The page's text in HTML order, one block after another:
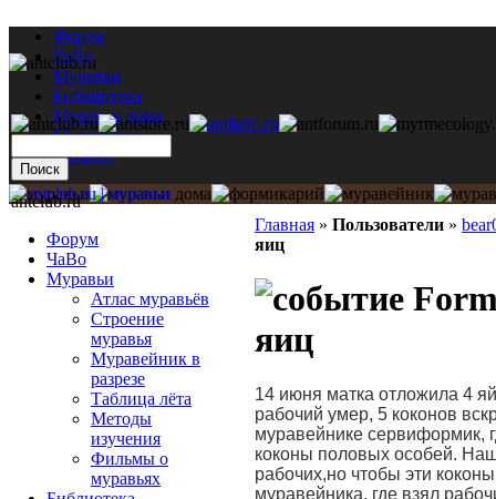
Форум
ЧаВо
Муравьи
Библиотека
Муравьи дома
Мастерская
Каталог
Главная » Пользователи »
яиц
яиц
14 июня матка отложила 4
рабочий умер, 5 коконов
муравейнике сервиформик,
коконы половых особей.
рабочих,но чтобы эти
муравейника, где взял
antclub.ru
Форум
ЧаВо
Муравьи
Атлас муравьёв
Строение
муравья
Муравейник в
разрезе
Таблица лёта
Методы
изучения
Фильмы о
муравьях